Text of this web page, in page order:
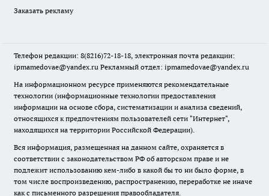
Заказать рекламу
Телефон редакции: 8(8216)72-18-18, электронная почта редакции:
ipmamedovae@yandex.ru Рекламный отдел: ipmamedovae@yandex.ru
На информационном ресурсе применяются рекомендательные
технологии (информационные технологии предоставления
информации на основе сбора, систематизации и анализа сведений,
относящихся к предпочтениям пользователей сети "Интернет",
находящихся на территории Российской Федерации).
Вся информация, размещенная на данном сайте, охраняется в
соответствии с законодательством РФ об авторском праве и не
подлежит использованию кем-либо в какой бы то ни было форме, в
том числе воспроизведению, распространению, переработке не иначе
как с письменного разрешения правообладателя.